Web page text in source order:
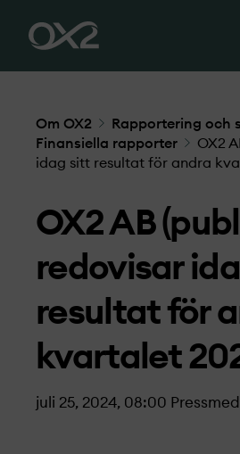
Om OX2
Rapportering och
Finansiella rapporter
OX2
idag sitt resultat för andra
OX2 AB
redovisar
resultat för
kvartalet
juli 25, 2024, 08:00